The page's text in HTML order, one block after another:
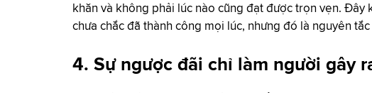
khăn và không phải lúc nào cũng đạt được trọn vẹn.
chưa chắc đã thành công mọi lúc, nhưng đó là nguyên
4. Sự ngược đãi chỉ làm người gây